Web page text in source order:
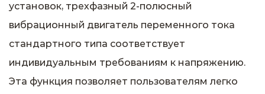
установок, трехфазный 2-полюсный
вибрационный двигатель переменного тока
стандартного типа соответствует
индивидуальным требованиям к напряжению.
Эта функция позволяет пользователям легко